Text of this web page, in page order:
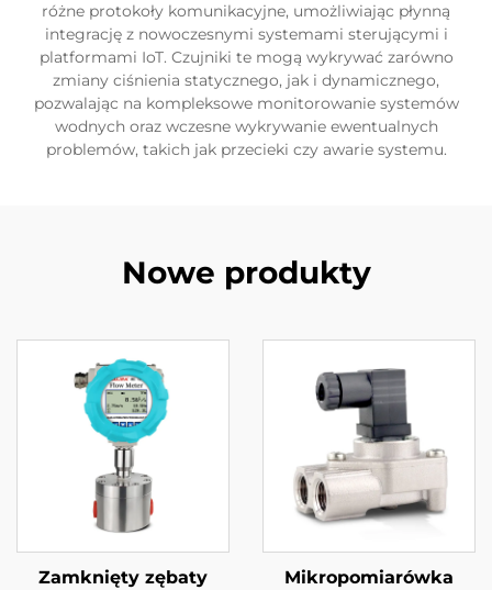
różne protokoły komunikacyjne, umożliwiając płynną
integrację z nowoczesnymi systemami sterującymi i
platformami IoT. Czujniki te mogą wykrywać zarówno
zmiany ciśnienia statycznego, jak i dynamicznego,
pozwalając na kompleksowe monitorowanie systemów
wodnych oraz wczesne wykrywanie ewentualnych
problemów, takich jak przecieki czy awarie systemu.
Nowe produkty
Zamknięty zębaty
Mikropomiarówka